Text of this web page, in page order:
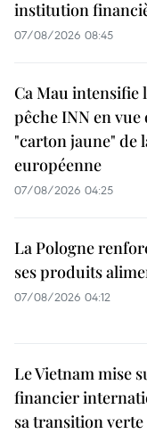
institution
07/08/2026 08:45
Ca Mau intensifie
pêche INN en vue
"carton jaune" de
européenne
07/08/2026 04:25
La Pologne
ses produits
07/08/2026 04:12
Le Vietnam mise
financier
sa transition verte